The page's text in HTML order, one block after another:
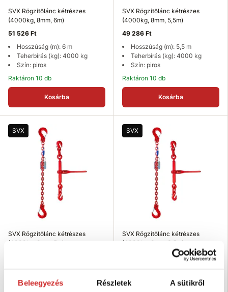
Beleegyezés Részletek A sütikről
SVX Rögzítőlánc kétrészes
(4000kg, 8mm, 6m)
51 526 Ft
Hosszúság (m): 6 m
Teherbírás (kg): 4000 kg
Szín: piros
Raktáron 10 db
Kosárba
SVX Rögzítőlánc kétrészes
(4000kg, 8mm, 5,5m)
49 286 Ft
Hosszúság (m): 5,5 m
Teherbírás (kg): 4000 kg
Szín: piros
Raktáron 10 db
Kosárba
SVX
SVX Rögzítőlánc kétrészes
(4000kg, 8mm, 5m)
Teherbírás (kg): 4000 kg
Szín: piros
SVX
SVX Rögzítőlánc kétrészes
(4000kg, 8mm, 3,5m)
Teherbírás (kg): 4000 kg
Szín: piros